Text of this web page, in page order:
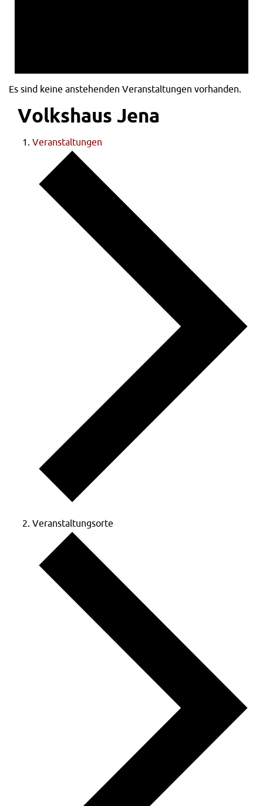
Es sind keine anstehenden Veranstaltungen vorhanden.
Volkshaus Jena
Veranstaltungen
Veranstaltungsorte